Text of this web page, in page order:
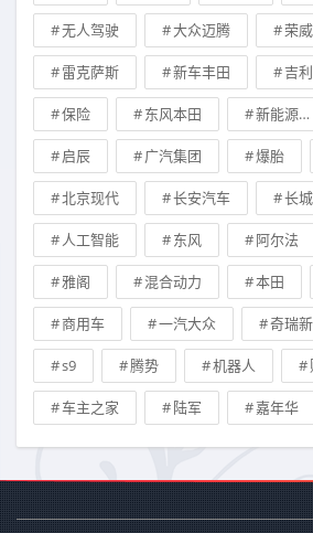
无人驾驶 大众迈腾 荣威
雷克萨斯 新车丰田 吉
保险 东风本田 新能源车补贴
启辰 广汽集团 爆胎
北京现代 长安汽车 长
人工智能 东风 阿尔法
雅阁 混合动力 本田
商用车 一汽大众 奇瑞新能源汽车技术有限公司
s9 腾势 机器人
车主之家 陆军 嘉年华